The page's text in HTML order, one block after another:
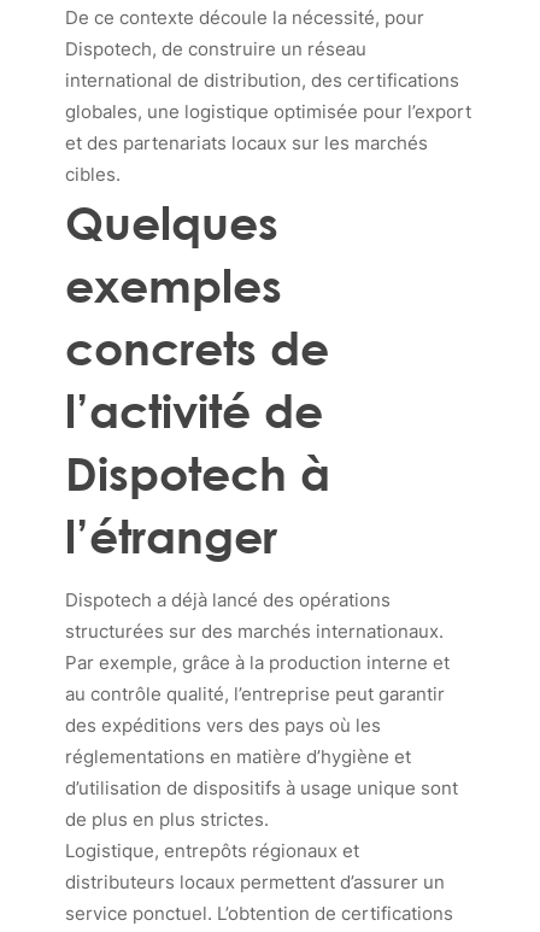
De ce contexte découle la nécessité, pour
Dispotech, de construire un réseau
international de distribution, des certifications
globales, une logistique optimisée pour l’export
et des partenariats locaux sur les marchés
cibles.
Quelques
exemples
concrets de
l’activité de
Dispotech à
l’étranger
Dispotech a déjà lancé des opérations
structurées sur des marchés internationaux.
Par exemple, grâce à la production interne et
au contrôle qualité, l’entreprise peut garantir
des expéditions vers des pays où les
réglementations en matière d’hygiène et
d’utilisation de dispositifs à usage unique sont
de plus en plus strictes.
Logistique, entrepôts régionaux et
distributeurs locaux permettent d’assurer un
service ponctuel. L’obtention de certifications